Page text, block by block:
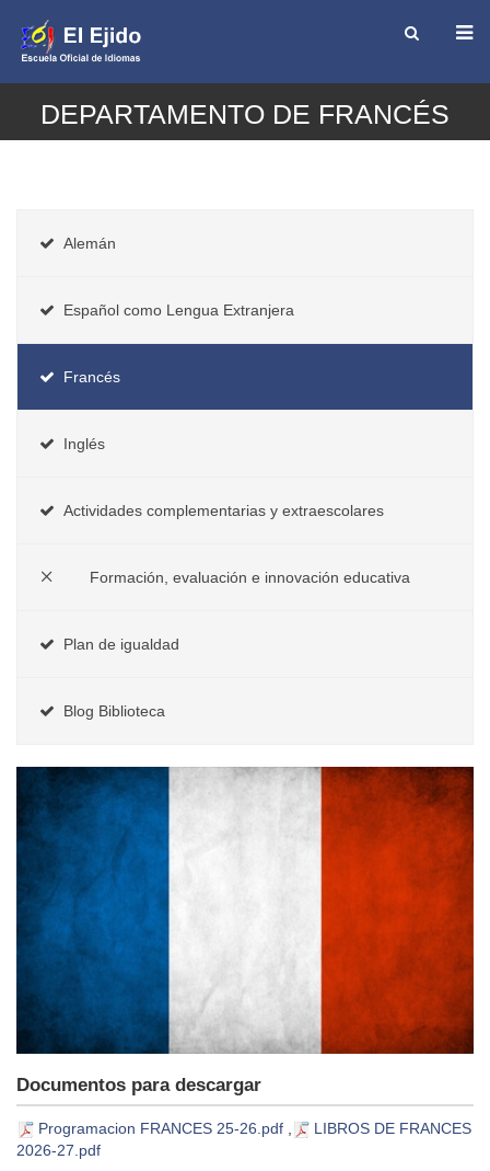
DEPARTAMENTO DE FRANCÉS
Alemán
Español como Lengua Extranjera
Francés
Inglés
Actividades complementarias y extraescolares
Formación, evaluación e innovación educativa
Plan de igualdad
Blog Biblioteca
Documentos para descargar
Programacion FRANCES 25-26.pdf
LIBROS DE FRANCES
2026-27.pdf